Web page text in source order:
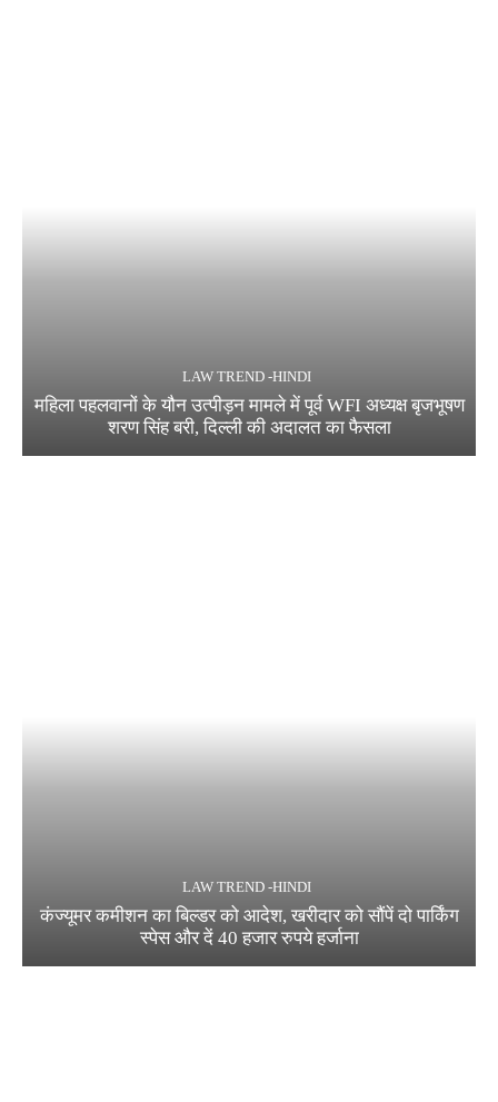
LAW TREND -HINDI
महिला पहलवानों के यौन उत्पीड़न मामले में पूर्व WFI अध्यक्ष बृजभूषण
शरण सिंह बरी, दिल्ली की अदालत का फैसला
LAW TREND -HINDI
कंज्यूमर कमीशन का बिल्डर को आदेश, खरीदार को सौंपें दो पार्किंग
स्पेस और दें 40 हजार रुपये हर्जाना